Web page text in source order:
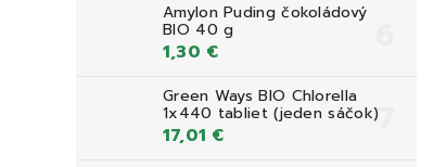
Amylon Puding čokoládový
BIO 40 g
1,30 €
Green Ways BIO Chlorella
1x440 tabliet (jeden sáčok)
17,01 €